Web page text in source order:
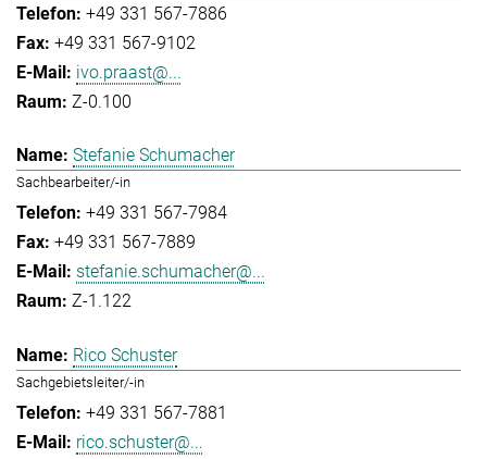
+49 331 567-7886
+49 331 567-9102
ivo.praast@...
Z-0.100
Stefanie Schumacher
Sachbearbeiter/-in
+49 331 567-7984
+49 331 567-7889
stefanie.schumacher@...
Z-1.122
Rico Schuster
Sachgebietsleiter/-in
+49 331 567-7881
rico.schuster@...